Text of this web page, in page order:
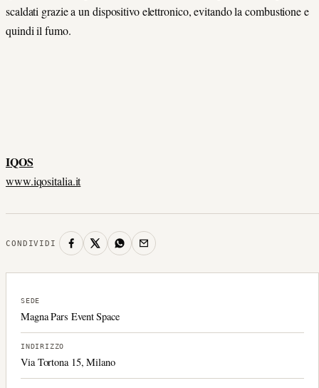
scaldati grazie a un dispositivo elettronico, evitando la combustione e
quindi il fumo.
IQOS
www.iqositalia.it
CONDIVIDI
SEDE
Magna Pars Event Space
INDIRIZZO
Via Tortona 15, Milano